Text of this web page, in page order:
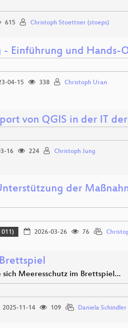
615 Christoph Stoettner (stoeps)
Einführung und Hands-
04-15 338 Christoph Uran
von QGIS in der IT
16 224 Christoph Jung
der
011) 2026-03-26 76
sich Meeresschutz im Brettspiel…
2025-11-14 109 Daniela Schindler